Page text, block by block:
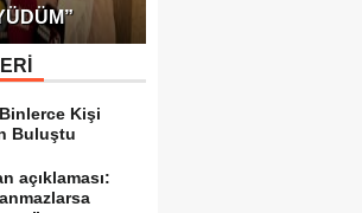
Kişi
Buluştu
açıklaması: